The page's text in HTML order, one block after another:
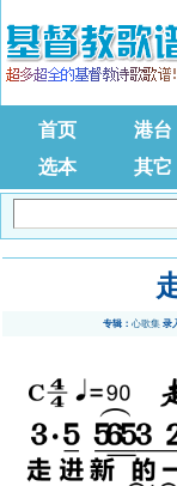
首页 港台
选本
其它
专辑： 心歌集 录